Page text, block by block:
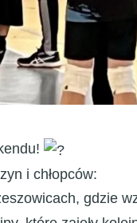
i chłopców:
gdzie